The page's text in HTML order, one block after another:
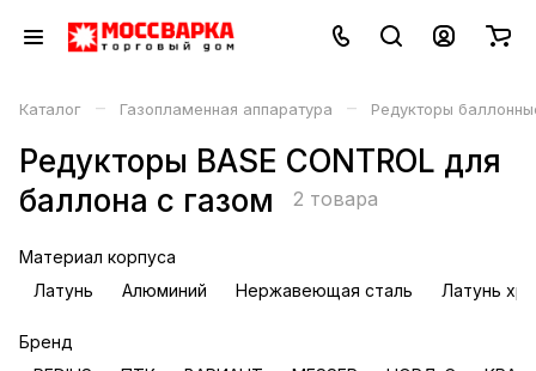
Каталог – Газопламенная аппаратура – Редукторы
Редукторы BASE CONTROL для
баллона с газом
2 товара
Материал корпуса
Латунь
Алюминий Нержавеющая сталь Латунь
Бренд